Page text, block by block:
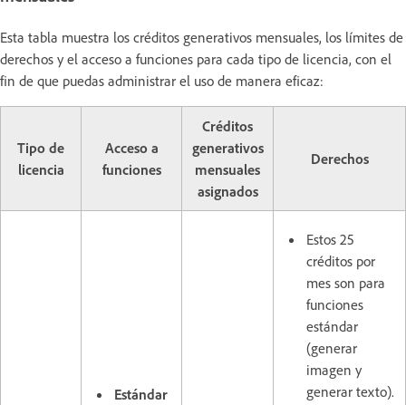
Esta tabla muestra los créditos generativos mensuales, los límites de
derechos y el acceso a funciones para cada tipo de licencia, con el
fin de que puedas administrar el uso de manera eficaz:
Tipo de
licencia
Acceso a
funciones
Créditos
generativos
mensuales
asignados
Derechos
Estándar
Estos 25
créditos por
mes son para
funciones
estándar
(generar
imagen y
generar texto).